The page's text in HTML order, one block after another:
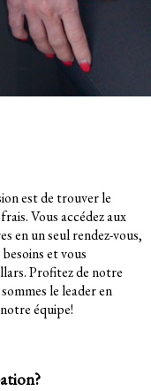
est de trouver le
Vous accédez aux
en un seul rendez-vous,
et vous
Profitez de notre
le leader en
équipe!